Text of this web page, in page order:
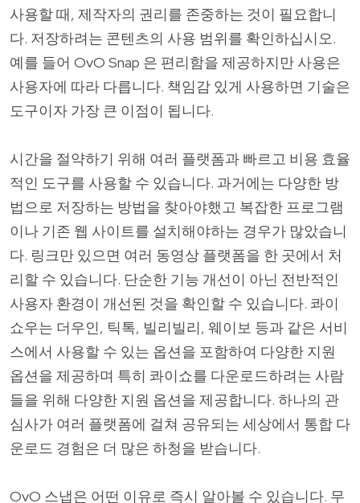
사용할 때, 제작자의 권리를 존중하는 것이 필요합니
다. 저장하려는 콘텐츠의 사용 범위를 확인하십시오.
예를 들어 OvO Snap 은 편리함을 제공하지만 사용은
사용자에 따라 다릅니다. 책임감 있게 사용하면 기술은
도구이자 가장 큰 이점이 됩니다.
시간을 절약하기 위해 여러 플랫폼과 빠르고 비용 효율
적인 도구를 사용할 수 있습니다. 과거에는 다양한 방
법으로 저장하는 방법을 찾아야했고 복잡한 프로그램
이나 기존 웹 사이트를 설치해야하는 경우가 많았습니
다. 링크만 있으면 여러 동영상 플랫폼을 한 곳에서 처
리할 수 있습니다. 단순한 기능 개선이 아닌 전반적인
사용자 환경이 개선된 것을 확인할 수 있습니다. 콰이
쇼우는 더우인, 틱톡, 빌리빌리, 웨이보 등과 같은 서비
스에서 사용할 수 있는 옵션을 포함하여 다양한 지원
옵션을 제공하며 특히 콰이쇼를 다운로드하려는 사람
들을 위해 다양한 지원 옵션을 제공합니다. 하나의 관
심사가 여러 플랫폼에 걸쳐 공유되는 세상에서 통합 다
운로드 경험은 더 많은 하청을 받습니다.
OvO 스냅은 어떤 이유로 즉시 알아볼 수 있습니다. 무